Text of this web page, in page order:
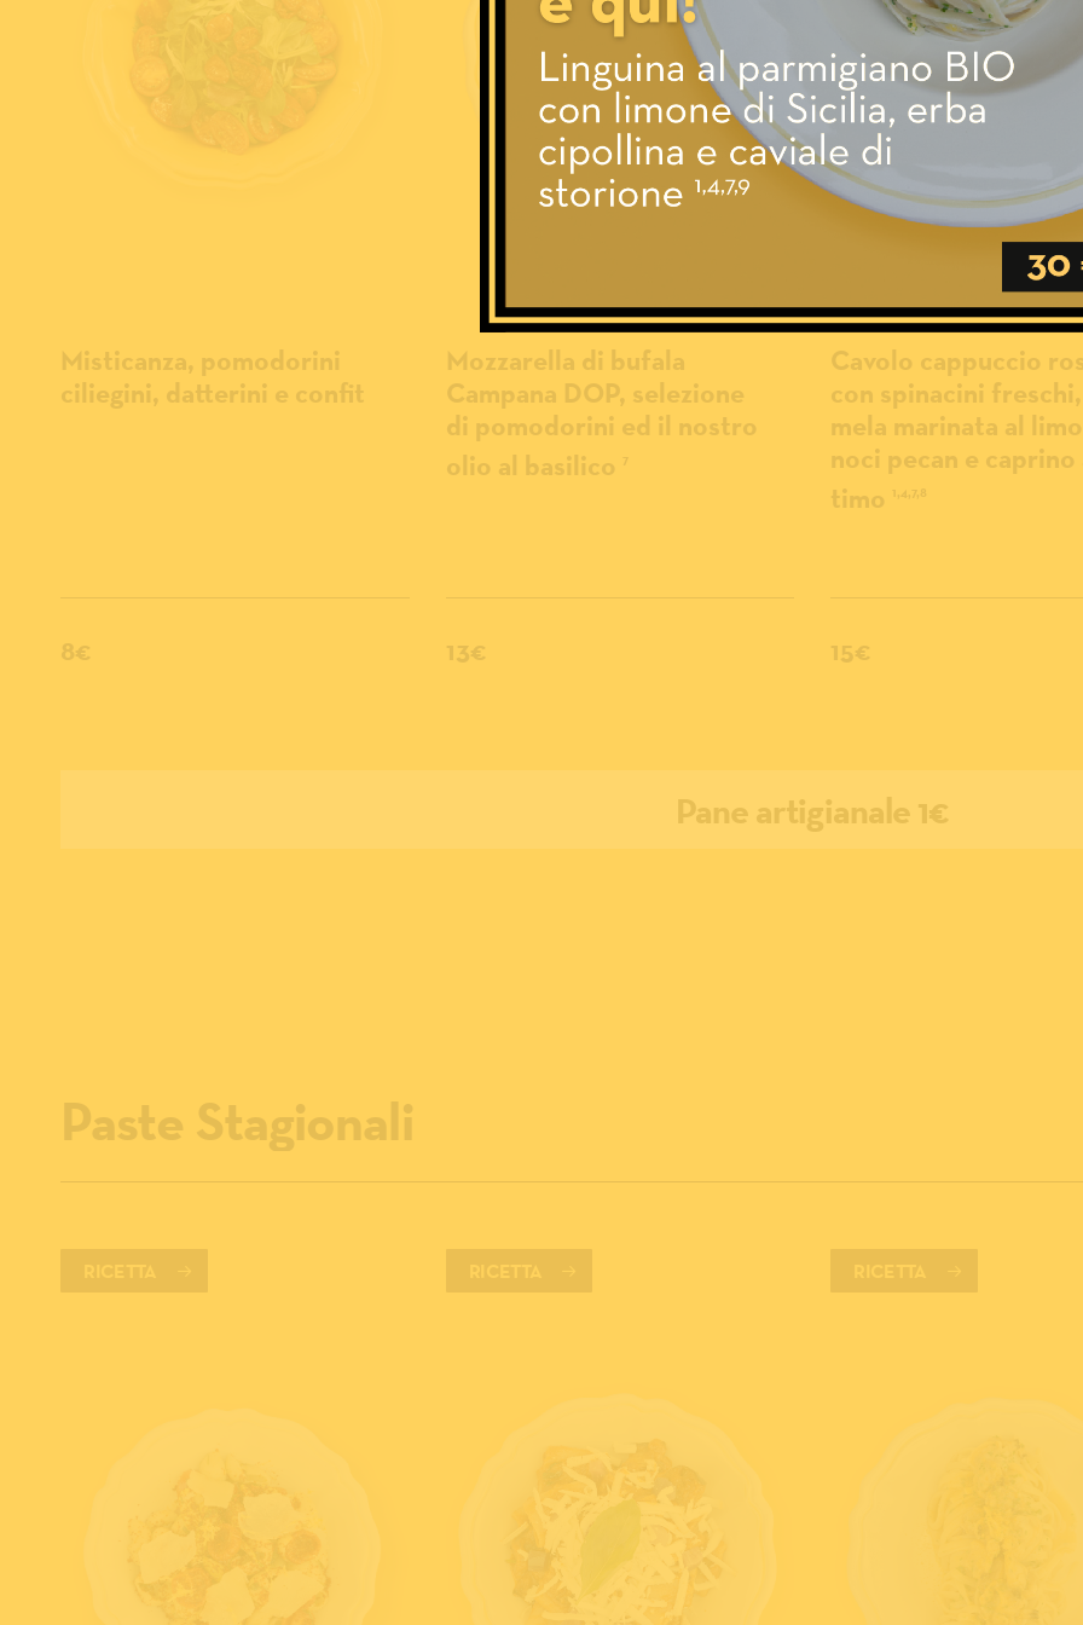
Misticanza, pomodorini
ciliegini, datterini e confit
8€
Mozzarella di bufala
Campana DOP, selezione
di pomodorini ed il nostro
olio al basilico 7
13€
Cavolo cappuccio
con spinacini freschi,
mela marinata al
noci pecan e caprino
timo 1,4,7,8
15€
Paste Stagionali